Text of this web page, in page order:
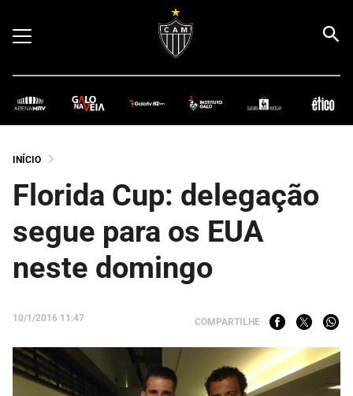
INÍCIO
Florida Cup: delegação
segue para os EUA
neste domingo
10/1/2016 11:47 COMPARTILHE